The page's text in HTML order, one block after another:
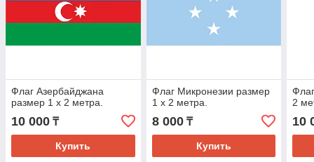
Флаг Азербайджана
размер 1 х 2 метра.
10 000 ₸
Купить
Флаг Микронезии размер
1 х 2 метра.
8 000₸
Купить
2
10